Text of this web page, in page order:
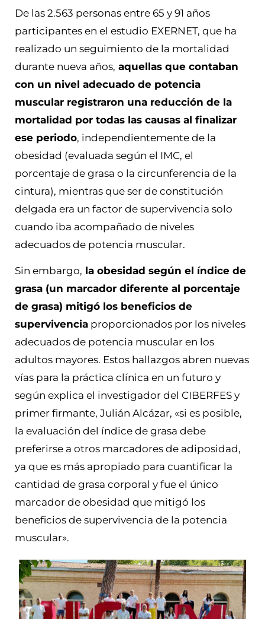
De las 2.563 personas entre 65 y 91 años
participantes en el estudio EXERNET, que ha
realizado un seguimiento de la mortalidad
durante nueva años, aquellas que contaban
con un nivel adecuado de potencia
muscular registraron una reducción de la
mortalidad por todas las causas al finalizar
ese periodo, independientemente de la
obesidad (evaluada según el IMC, el
porcentaje de grasa o la circunferencia de la
cintura), mientras que ser de constitución
delgada era un factor de supervivencia solo
cuando iba acompañado de niveles
adecuados de potencia muscular.
Sin embargo, la obesidad según el índice de
grasa (un marcador diferente al porcentaje
de grasa) mitigó los beneficios de
supervivencia proporcionados por los niveles
adecuados de potencia muscular en los
adultos mayores. Estos hallazgos abren nuevas
vías para la práctica clínica en un futuro y
según explica el investigador del CIBERFES y
primer firmante, Julián Alcázar, «si es posible,
la evaluación del índice de grasa debe
preferirse a otros marcadores de adiposidad,
ya que es más apropiado para cuantificar la
cantidad de grasa corporal y fue el único
marcador de obesidad que mitigó los
beneficios de supervivencia de la potencia
muscular».